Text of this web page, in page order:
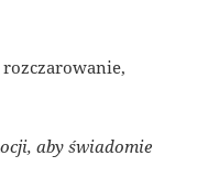
rozczarowanie,
aby świadomie